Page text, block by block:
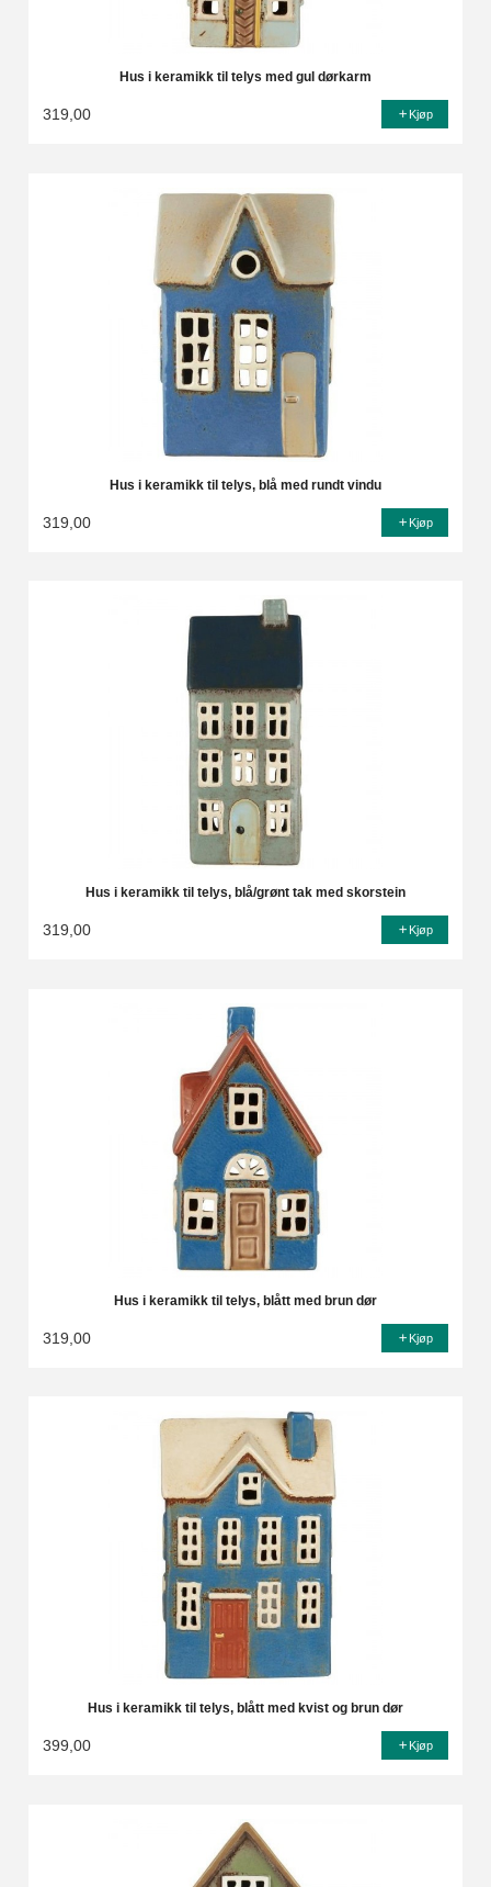
Hus i keramikk til telys med gul dørkarm
319,00 Kjøp
Hus i keramikk til telys, blå med rundt vindu
319,00 Kjøp
Hus i keramikk til telys, blå/grønt tak med skorstein
319,00 Kjøp
Hus i keramikk til telys, blått med brun dør
319,00 Kjøp
Hus i keramikk til telys, blått med kvist og brun dør
399,00 Kjøp